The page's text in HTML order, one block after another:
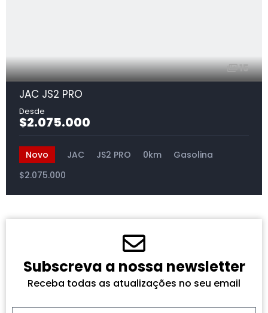
15
JAC JS2 PRO
$2.075.000
Novo JAC JS2 PRO 0km
Gasolina
$2.075.000
Subscreva a nossa newsletter
Receba todas as atualizações no seu email